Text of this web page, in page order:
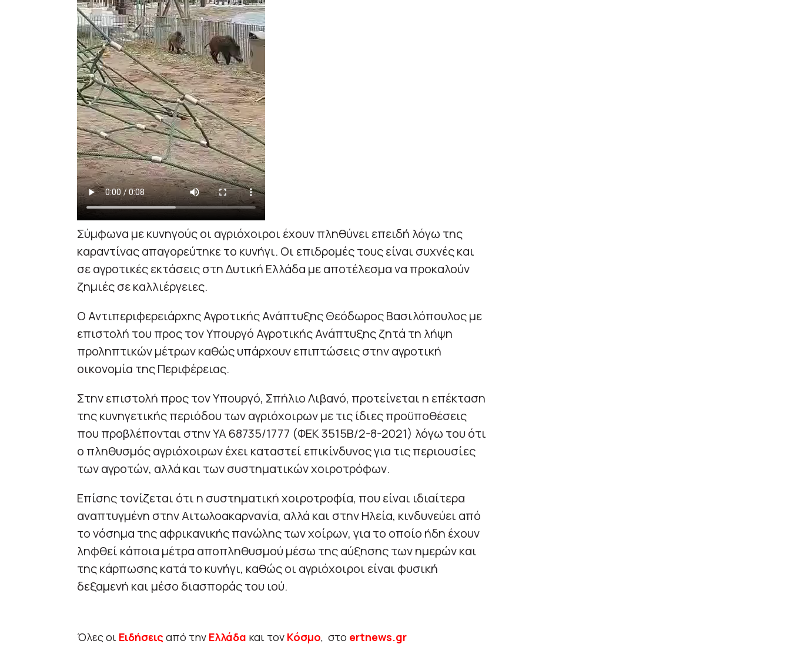
Σύμφωνα με κυνηγούς οι αγριόχοιροι έχουν πληθύνει επειδή λόγω της
καραντίνας απαγορεύτηκε το κυνήγι. Οι επιδρομές τους είναι συχνές και
σε αγροτικές εκτάσεις στη Δυτική Ελλάδα με αποτέλεσμα να προκαλούν
ζημιές σε καλλιέργειες.
Ο Αντιπεριφερειάρχης Αγροτικής Ανάπτυξης Θεόδωρος Βασιλόπουλος με
επιστολή του προς τον Υπουργό Αγροτικής Ανάπτυξης ζητά τη λήψη
προληπτικών μέτρων καθώς υπάρχουν επιπτώσεις στην αγροτική
οικονομία της Περιφέρειας.
Στην επιστολή προς τον Υπουργό, Σπήλιο Λιβανό, προτείνεται η επέκταση
της κυνηγετικής περιόδου των αγριόχοιρων με τις ίδιες προϋποθέσεις
που προβλέπονται στην ΥΑ 68735/1777 (ΦΕΚ 3515Β/2-8-2021) λόγω του ότι
ο πληθυσμός αγριόχοιρων έχει καταστεί επικίνδυνος για τις περιουσίες
των αγροτών, αλλά και των συστηματικών χοιροτρόφων.
Επίσης τονίζεται ότι η συστηματική χοιροτροφία, που είναι ιδιαίτερα
αναπτυγμένη στην Αιτωλοακαρνανία, αλλά και στην Ηλεία, κινδυνεύει από
το νόσημα της αφρικανικής πανώλης των χοίρων, για το οποίο ήδη έχουν
ληφθεί κάποια μέτρα αποπληθυσμού μέσω της αύξησης των ημερών και
της κάρπωσης κατά το κυνήγι, καθώς οι αγριόχοιροι είναι φυσική
δεξαμενή και μέσο διασποράς του ιού.
Όλες οι Ειδήσεις από την Ελλάδα και τον Κόσμο, στο ertnews.gr